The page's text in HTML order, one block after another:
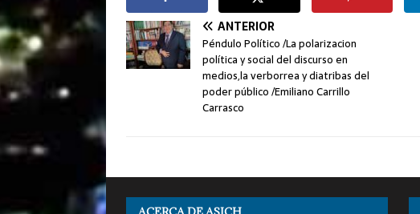
ANTERIOR
Péndulo Político /La polarizacion
política y social del discurso en
medios,la verborrea y diatribas del
poder público /Emiliano Carrillo
Carrasco